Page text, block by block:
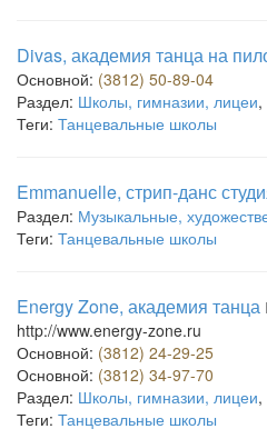
Divas, академия танца на
Основной: (3812) 50-89-04
Раздел: Школы, гимназии, лицеи,
Теги: Танцевальные школы
Emmanuelle, стрип-данс
Раздел: Музыкальные,
Теги: Танцевальные школы
Energy Zone, академия танца
http://www.energy-zone.ru
Основной: (3812) 24-29-25
Основной: (3812) 34-97-70
Раздел: Школы, гимназии, лицеи,
Теги: Танцевальные школы